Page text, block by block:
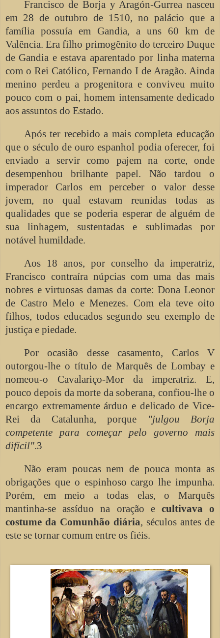
Francisco de Borja y Aragón-Gurrea nasceu
em 28 de outubro de 1510, no palácio que a
família possuía em Gandia, a uns 60 km de
Valência. Era filho primogênito do terceiro Duque
de Gandia e estava aparentado por linha materna
com o Rei Católico, Fernando I de Aragão. Ainda
menino perdeu a progenitora e conviveu muito
pouco com o pai, homem intensamente dedicado
aos assuntos do Estado.
Após ter recebido a mais completa educação
que o século de ouro espanhol podia oferecer, foi
enviado a servir como pajem na corte, onde
desempenhou brilhante papel. Não tardou o
imperador Carlos em perceber o valor desse
jovem, no qual estavam reunidas todas as
qualidades que se poderia esperar de alguém de
sua linhagem, sustentadas e sublimadas por
notável humildade.
Aos 18 anos, por conselho da imperatriz,
Francisco contraíra núpcias com uma das mais
nobres e virtuosas damas da corte: Dona Leonor
de Castro Melo e Menezes. Com ela teve oito
filhos, todos educados segundo seu exemplo de
justiça e piedade.
Por ocasião desse casamento, Carlos V
outorgou-lhe o título de Marquês de Lombay e
nomeou-o Cavalariço-Mor da imperatriz. E,
pouco depois da morte da soberana, confiou-lhe o
encargo extremamente árduo e delicado de Vice-
Rei da Catalunha, porque "julgou Borja
competente para começar pelo governo mais
difícil".3
Não eram poucas nem de pouca monta as
obrigações que o espinhoso cargo lhe impunha.
Porém, em meio a todas elas, o Marquês
mantinha-se assíduo na oração e cultivava o
costume da Comunhão diária, séculos antes de
este se tornar comum entre os fiéis.